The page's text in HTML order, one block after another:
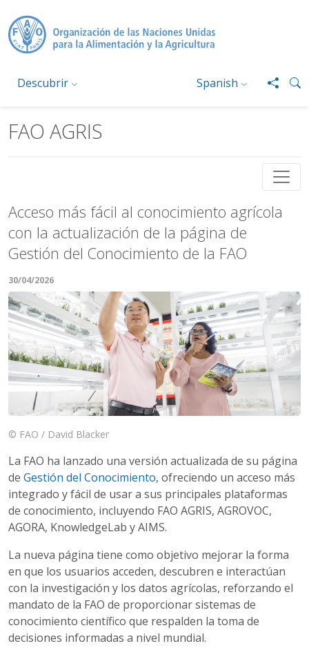
Descubrir Spanish
FAO AGRIS
Acceso más fácil al conocimiento agrícola
con la actualización de la página de
Gestión del Conocimiento de la FAO
30/04/2026
© FAO / David Blacker
La FAO ha lanzado una versión actualizada de su página
de Gestión del Conocimiento, ofreciendo un acceso más
integrado y fácil de usar a sus principales plataformas
de conocimiento, incluyendo FAO AGRIS, AGROVOC,
AGORA, KnowledgeLab y AIMS.
La nueva página tiene como objetivo mejorar la forma
en que los usuarios acceden, descubren e interactúan
con la investigación y los datos agrícolas, reforzando el
mandato de la FAO de proporcionar sistemas de
conocimiento científico que respalden la toma de
decisiones informadas a nivel mundial.